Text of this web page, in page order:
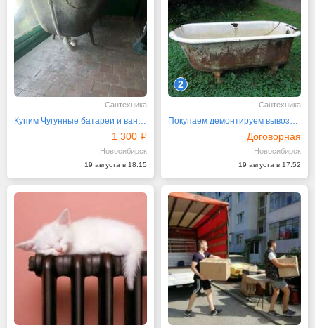
Сантехника
Купим Чугунные батареи и ванны б.у
1 300
Новосибирск
19 августа в 18:15
2
Сантехника
Покупаем демонтируем вывозим старые ванны и батареи
Договорная
Новосибирск
19 августа в 17:52